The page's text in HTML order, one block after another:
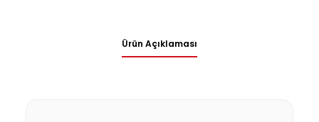
Ürün Açıklaması